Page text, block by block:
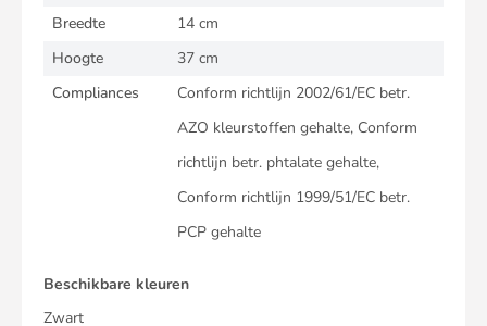
Breedte
14 cm
Hoogte
37 cm
Compliances
Conform richtlijn 2002/61/EC betr.
AZO kleurstoffen gehalte, Conform
richtlijn betr. phtalate gehalte,
Conform richtlijn 1999/51/EC betr.
PCP gehalte
Beschikbare kleuren
Zwart